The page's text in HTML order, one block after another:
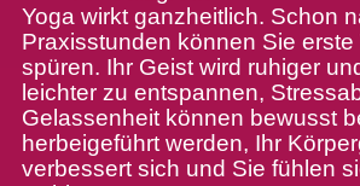
Yoga wirkt ganzheitlich. Schon
Praxisstunden können Sie erste
spüren. Ihr Geist wird ruhiger
leichter zu entspannen,
Gelassenheit können bewusst
herbeigeführt werden, Ihr
verbessert sich und Sie fühlen